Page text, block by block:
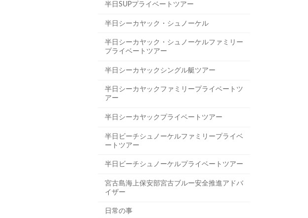
半日SUPプライベートツアー
半日シーカヤック・シュノーケル
半日シーカヤック・シュノーケルファミリー
プライベートツアー
半日シーカヤックシングル艇ツアー
半日シーカヤックファミリープライベートツ
アー
半日シーカヤックプライベートツアー
半日ビーチシュノーケルファミリープライベ
ートツアー
半日ビーチシュノーケルプライベートツアー
宮古島海上保安部宮古ブルー安全推進アドバ
イザー
日常の事